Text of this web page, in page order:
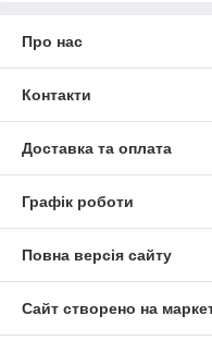
Про нас
Контакти
Доставка та оплата
Графік роботи
Повна версія сайту
Сайт створено на